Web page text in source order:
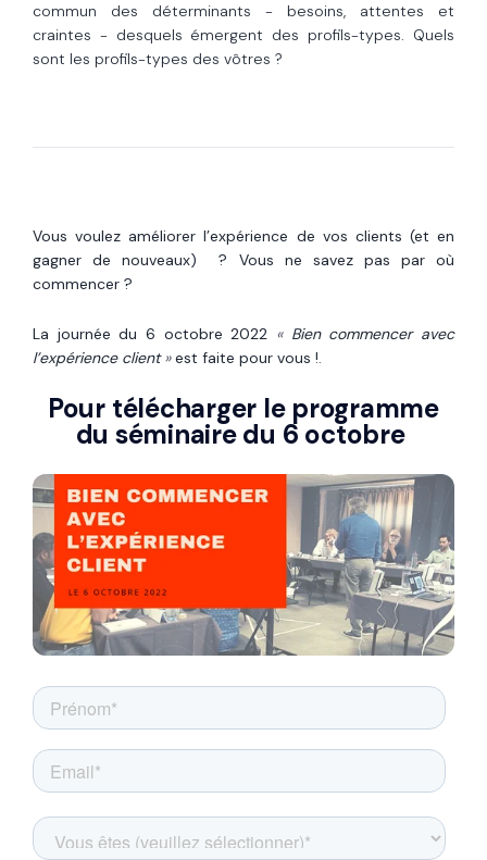
commun des déterminants - besoins, attentes et
craintes - desquels émergent des profils-types. Quels
sont les profils-types des vôtres ?
Vous voulez améliorer l’expérience de vos clients (et en
gagner de nouveaux) ? Vous ne savez pas par où
commencer ?
La journée du 6 octobre 2022 « Bien commencer avec
l’expérience client » est faite pour vous !.
Pour télécharger le programme
du séminaire du 6 octobre